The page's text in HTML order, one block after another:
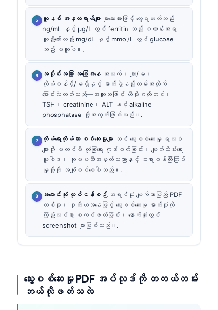
ယူနစ် အန္တရာယ်များ များသောအားဖြင့် တွေ့ရတတ်သည်—
ng/mL နှင့် µg/L တွင် ferritin သည် ဂဏန်းအရ
တူညီသော်လည်း mg/dL နှင့် mmol/L တွင် glucose
သည် မတူပါ။.
အပိုင်းအခြား အခြေအနေ အသက်၊ ကျား/မ၊
ကိုယ်ဝန်ရှိ/မရှိနှင့် ဓာတ်ခွဲနည်းလမ်းအလိုက်
ပြောင်းလဲတတ်သည်—အထူးသဖြင့် ဟီမိုဂလိုဘင်၊
TSH၊ creatinine၊ ALT နှင့် alkaline
phosphatase တို့အတွက်ဖြစ်သည်။.
ကိုယ်ရေးကိုယ်တာ စစ်ဆေးမှုများ သင် သွေးစစ်ဆေးမှု ရလဒ်
များကို မတင်မီ လုံခြုံရေး ကုဒ်ဝှက်ခြင်း၊ ဖျက်သိမ်းရေး
မူဝါဒ၊ ကုမ္ပဏီအမှတ်သညာနှင့် ဆရာဝန်ကြီးကြပ်
မှုတို့ကို အကျုံးဝင်စေပါသည်။.
အကောင်းဆုံး လုပ်ငန်းစဉ်အရင်ဆုံး မျက်နှာပြည့် PDF
တစ်ခု၊ ဒုတိယအနေဖြင့် သွေးစစ်ဆေးမှု ဓာတ်ပုံကို
ကြည်လင်စွာ စကင်ဖတ်ခြင်း၊ နောက်ဆုံးတွင်
screenshot များဖြစ်သည်။.
သွေးစစ်ဆေးမှု PDF အပ်လုဒ်ကို တကယ်တမ်း
ဘယ်လိုဖတ်သလဲ